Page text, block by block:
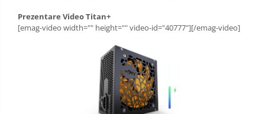
Prezentare Video Titan+
[emag-video width="" height="" video-id="40777"][/emag-video]